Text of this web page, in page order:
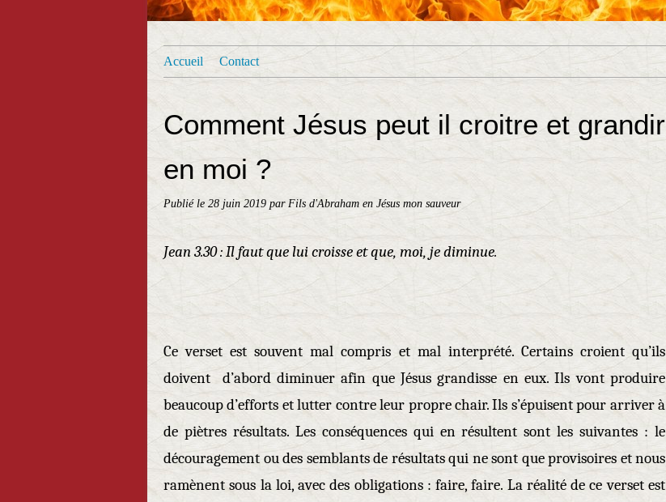
Accueil Contact
Comment Jésus peut il croitre et grandir
en moi ?
Publié le 28 juin 2019 par Fils d'Abraham en Jésus mon sauveur
Jean 3.30 : Il faut que lui croisse et que, moi, je diminue.
Ce verset est souvent mal compris et mal interprété. Certains croient qu’ils
doivent d’abord diminuer afin que Jésus grandisse en eux. Ils vont produire
beaucoup d’efforts et lutter contre leur propre chair. Ils s’épuisent pour arriver à
de piètres résultats. Les conséquences qui en résultent sont les suivantes : le
découragement ou des semblants de résultats qui ne sont que provisoires et nous
ramènent sous la loi, avec des obligations : faire, faire. La réalité de ce verset est